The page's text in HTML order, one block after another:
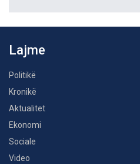
Lajme
Politikë
Kronikë
Aktualitet
Ekonomi
Sociale
Video